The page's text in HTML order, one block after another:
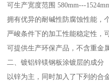
可生产宽度范围 580mm---
拥有优异的耐碱性防腐蚀性能，
严峻条件下的加工性能稳定性，
可提供生产环保产品，不含重金
二、镀铝锌镁钢板涂镀层的成分
以锌为主，同时加入了下列的合